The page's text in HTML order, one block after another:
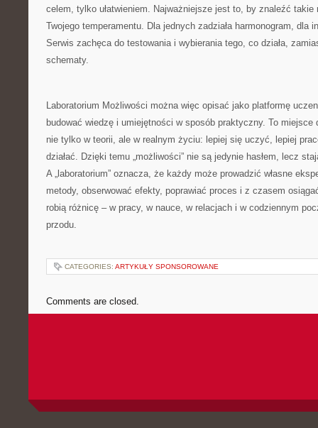
celem, tylko ułatwieniem. Najważniejsze jest to, by znaleźć takie
Twojego temperamentu. Dla jednych zadziała harmonogram, dla
Serwis zachęca do testowania i wybierania tego, co działa,
schematy.
Laboratorium Możliwości można więc opisać jako platformę
budować wiedzę i umiejętności w sposób praktyczny. To
nie tylko w teorii, ale w realnym życiu: lepiej się uczyć, lepiej
działać. Dzięki temu „możliwości” nie są jedynie hasłem, lecz
A „laboratorium” oznacza, że każdy może prowadzić własne
metody, obserwować efekty, poprawiać proces i z czasem
robią różnicę – w pracy, w nauce, w relacjach i w codziennym
przodu.
CATEGORIES: ARTYKUŁY SPONSOROWANE
Comments are closed.